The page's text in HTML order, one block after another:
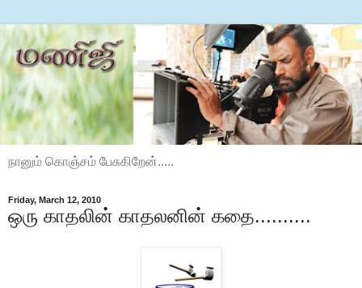
நானும் கொஞ்சம் பேசுகிறேன்.....
Friday, March 12, 2010
ஒரு காதலின் காதலனின் கதை..........